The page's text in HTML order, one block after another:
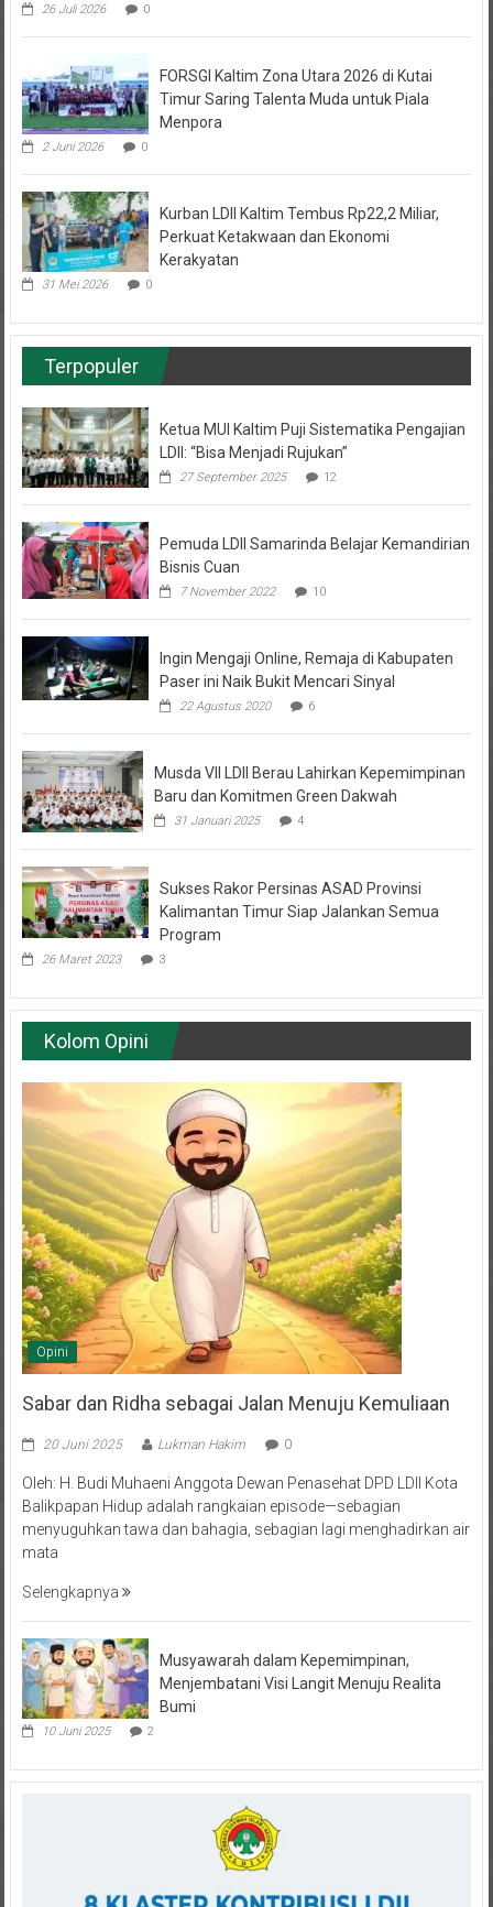
Timur Saring Talenta Muda untuk Piala
Menpora
2 Juni 2026 0
Perkuat Ketakwaan dan Ekonomi
Kerakyatan
31 Mei 2026 0
Terpopuler
LDII: “Bisa Menjadi Rujukan”
27 September 2025 12
Bisnis Cuan
7 November 2022
Paser ini Naik Bukit Mencari Sinyal
22 Agustus 2020 6
Baru dan Komitmen Green Dakwah
31 Januari 2025 4
Kalimantan Timur Siap Jalankan Semua
Program
26 Maret 2023 3
Kolom Opini
Opini
Sabar dan Ridha sebagai Jalan Menuju Kemuliaan
Balikpapan Hidup adalah rangkaian episode—sebagian
menyuguhkan tawa dan bahagia, sebagian lagi menghadirkan air
mata
Menjembatani Visi Langit Menuju Realita
Bumi
10 Juni 2025 2